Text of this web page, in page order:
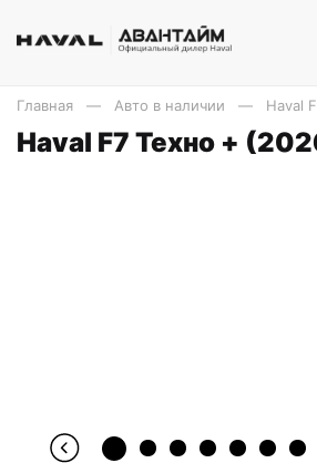
Главная Авто в наличии Haval
Haval F7 Техно +